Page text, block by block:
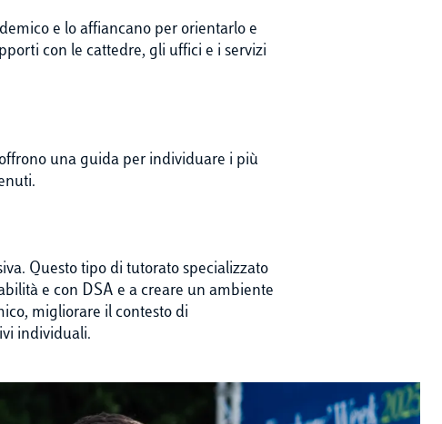
e lo affiancano per orientarlo e
con le cattedre, gli uffici e i servizi
una guida per individuare i più
Questo tipo di tutorato specializzato
e con DSA e a creare un ambiente
migliorare il contesto di
individuali.